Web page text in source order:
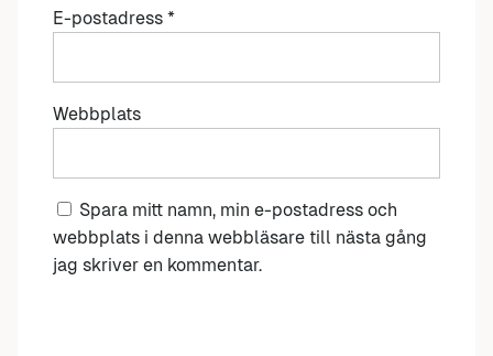
E-postadress *
Webbplats
Spara mitt namn, min e-postadress och
webbplats i denna webbläsare till nästa gång
jag skriver en kommentar.